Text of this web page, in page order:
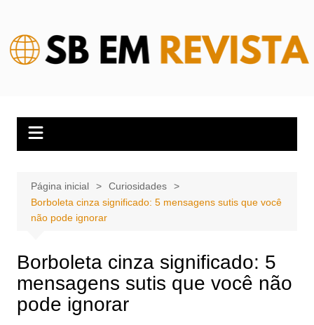
conteúdo
Página inicial
Curiosidades
Borboleta cinza significado: 5 mensagens sutis que você
não pode ignorar
Borboleta cinza significado: 5
mensagens sutis que você não
pode ignorar